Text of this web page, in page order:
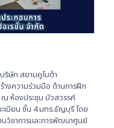
ริษัท สยามคูโบต้า
างความร่วมมือ ด้านการฝึก
ห้องประชุม บัวสวรรค์
เบียน ชั้น 4 มทร.ธัญบุรี โดย
วิชาการและการพัฒนาศูนย์